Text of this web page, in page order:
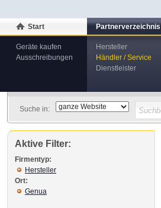
Start
Geräte kaufen
Ausschreibungen
Partnerverzeichnis
Hersteller
Händler / Service
Dienstleister
Suche in:
Aktive Filter:
Firmentyp:
Hersteller
Ort:
Genua